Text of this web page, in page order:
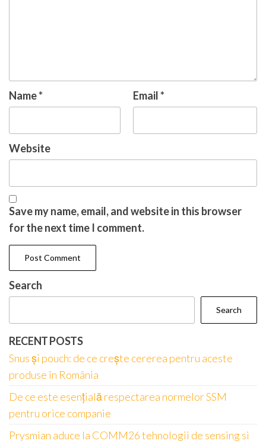
Name* Email*
Website
Save my name, email, and website in this browser
for the next time I comment.
Search
Search
RECENT POSTS
Snus și pouch: de ce crește cererea pentru aceste
produse în România
De ce este esențială respectarea normelor SSM
pentru orice companie
Prysmian aduce la COMM26 tehnologii de sensing si